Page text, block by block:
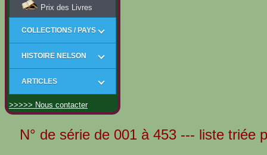
Prix des Livres
COLLECTIONS / PAYS
HISTOIRE NELSON
ARTICLES
>>>>> Nous contacter
N° de série de 001 à 453 --- liste triée